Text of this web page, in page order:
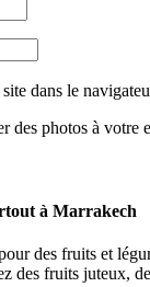
dans le
des photos à votre
à Marrakech
des fruits et
des fruits juteux,